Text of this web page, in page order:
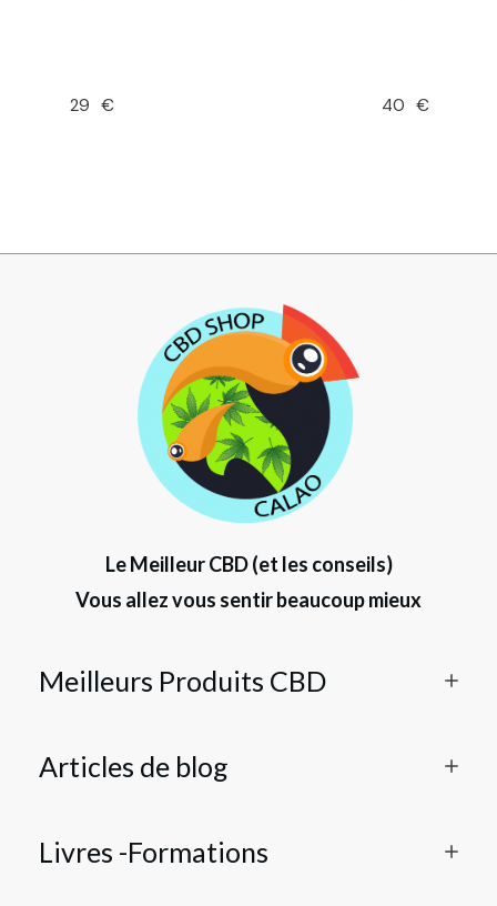
29 € 40 €
Le Meilleur CBD (et les conseils)
Vous allez vous sentir beaucoup mieux
Meilleurs Produits CBD
Articles de blog
Livres -Formations